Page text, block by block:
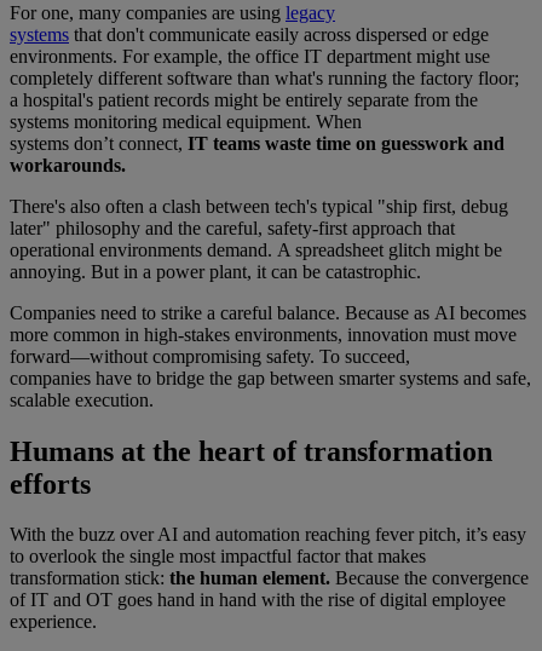
For one, many companies are using legacy
systems that don't communicate easily across dispersed or edge
environments. For example, the office IT department might use
completely different software than what's running the factory floor;
a hospital's patient records might be entirely separate from the
systems monitoring medical equipment. When
systems don’t connect, IT teams waste time on guesswork and
workarounds.
There's also often a clash between tech's typical "ship first, debug
later" philosophy and the careful, safety-first approach that
operational environments demand. A spreadsheet glitch might be
annoying. But in a power plant, it can be catastrophic.
Companies need to strike a careful balance. Because as AI becomes
more common in high-stakes environments, innovation must move
forward—without compromising safety. To succeed,
companies have to bridge the gap between smarter systems and safe,
scalable execution.
Humans at the heart of transformation
efforts
With the buzz over AI and automation reaching fever pitch, it’s easy
to overlook the single most impactful factor that makes
transformation stick: the human element. Because the convergence
of IT and OT goes hand in hand with the rise of digital employee
experience.